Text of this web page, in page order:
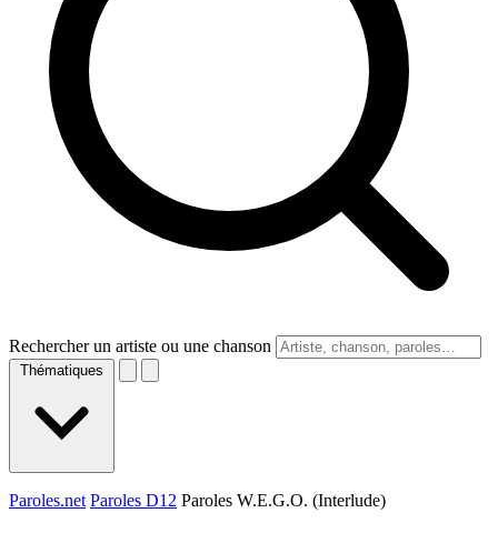
Rechercher un artiste ou une chanson
Thématiques
Paroles.net Paroles D12 Paroles W.E.G.O. (Interlude)